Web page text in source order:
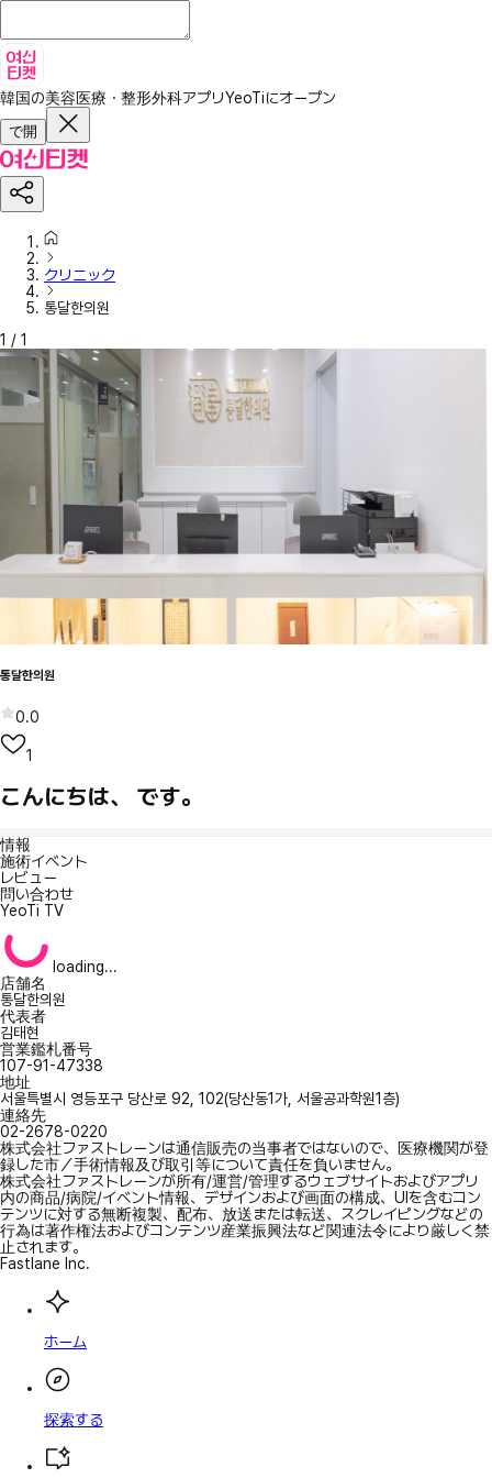
韓国の美容医療・整形外科アプリYeoTiにオープン
で開
クリニック
통달한의원
1 / 1
통달한의원
0.0
1
こんにちは、 です。
情報
施術イベント
レビュー
問い合わせ
YeoTi TV
loading...
店舗名
통달한의원
代表者
김태현
営業鑑札番号
107-91-47338
地址
서울특별시 영등포구 당산로 92, 102(당산동1가, 서울공과학원1층)
連絡先
02-2678-0220
株式会社ファストレーンは通信販売の当事者ではないので、医療機関が登
録した市／手術情報及び取引等について責任を負いません。
株式会社ファストレーンが所有/運営/管理するウェブサイトおよびアプリ
内の商品/病院/イベント情報、デザインおよび画面の構成、UIを含むコン
テンツに対する無断複製、配布、放送または転送、スクレイピングなどの
行為は著作権法およびコンテンツ産業振興法など関連法令により厳しく禁
止されます。
Fastlane Inc.
ホーム
探索する